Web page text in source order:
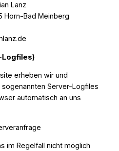
Lanz
Horn-Bad Meinberg
erheben wir und
Server-Logfiles
automatisch an uns
im Regelfall nicht möglich